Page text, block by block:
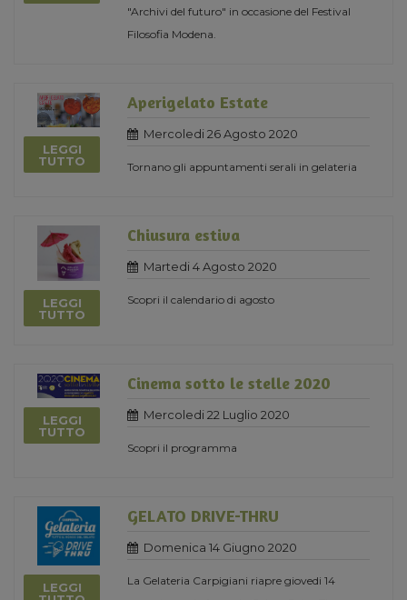
"Archivi del futuro" in occasione del Festival
Filosofia Modena.
LEGGI
TUTTO
Aperigelato Estate
Mercoledi 26 Agosto 2020
Tornano gli appuntamenti serali in gelateria
LEGGI
TUTTO
Chiusura estiva
Martedi 4 Agosto 2020
Scopri il calendario di agosto
LEGGI
TUTTO
Cinema sotto le stelle 2020
Mercoledi 22 Luglio 2020
Scopri il programma
LEGGI
GELATO DRIVE-THRU
Domenica 14 Giugno 2020
La Gelateria Carpigiani riapre giovedi 14